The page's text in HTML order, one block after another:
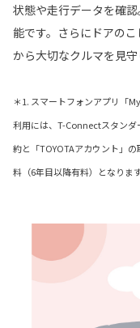
状態や走行データを確
能です。さらにドアの
から大切なクルマを見守
＊1. スマートフォンアプリ「
利用には、T-Connectスタン
約と「TOYOTAアカウント」
料（6年目以降有料）となります